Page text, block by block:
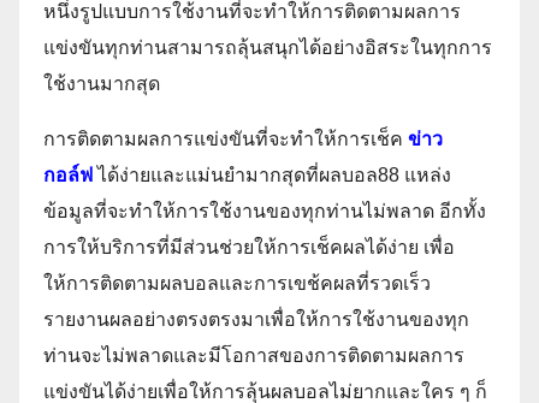
หนึ่งรูปแบบการใช้งานที่จะทำให้การติดตามผลการ
แข่งขันทุกท่านสามารถลุ้นสนุกได้อย่างอิสระในทุกการ
ใช้งานมากสุด
การติดตามผลการแข่งขันที่จะทำให้การเช็ค ข่าว
กอล์ฟ ได้ง่ายและแม่นยำมากสุดที่ผลบอล88 แหล่ง
ข้อมูลที่จะทำให้การใช้งานของทุกท่านไม่พลาด อีกทั้ง
การให้บริการที่มีส่วนช่วยให้การเช็คผลได้ง่าย เพื่อ
ให้การติดตามผลบอลและการเขช้คผลที่รวดเร็ว
รายงานผลอย่างตรงตรงมาเพื่อให้การใช้งานของทุก
ท่านจะไม่พลาดและมีโอกาสของการติดตามผลการ
แข่งขันได้ง่ายเพื่อให้การลุ้นผลบอลไม่ยากและใคร ๆ ก็